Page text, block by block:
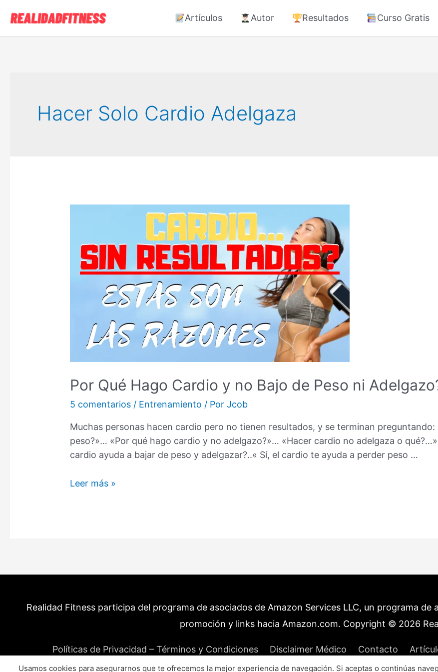
contenido
Artículos Autor Resultados Curso Gratis
Hacer Solo Cardio Adelgaza
Por Qué Hago Cardio y no Bajo de Peso ni
5 comentarios / Entrenamiento / PorJcob
Muchas personas hacen cardio pero no tienen resultados, y se terminan
peso?»… «Por qué hago cardio y no adelgazo?»… «Hacer cardio no adelgaza o
cardio ayuda a bajar de peso y adelgazar?..« Sí, el cardio te ayuda a perder peso …
Por
ni
Razones)
Leer más »
Realidad Fitness participa del programa de asociados de Amazon Services LLC, un programa
promoción y links hacia Amazon.com. Copyright © 2026
Políticas de Privacidad – Términos y Condiciones Disclaimer Médico Contacto
Usamos cookies para asegurarnos que te ofrecemos la mejor experiencia de navegación. Si aceptas o continúas